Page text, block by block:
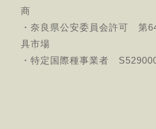
商
・奈良県公安委員会許可 第
具市場
・特定国際種事業者